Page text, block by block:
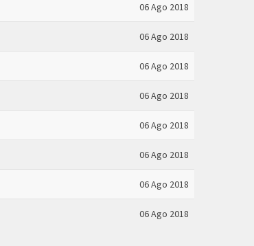
06 Ago 2018
06 Ago 2018
06 Ago 2018
06 Ago 2018
06 Ago 2018
06 Ago 2018
06 Ago 2018
06 Ago 2018